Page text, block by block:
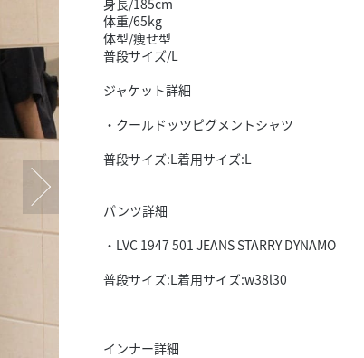
身長/185cm
体重/65kg
体型/痩せ型
普段サイズ/L
ジャケット詳細
・クールドッツピグメントシャツ
普段サイズ:L着用サイズ:L
パンツ詳細
・LVC 1947 501 JEANS STARRY DYNAMO
普段サイズ:L着用サイズ:w38l30
インナー詳細